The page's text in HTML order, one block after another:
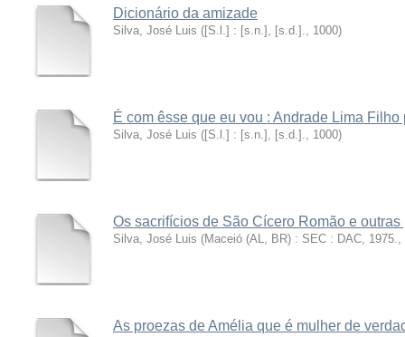
Dicionário da amizade
Silva, José Luis ([S.l.] : [s.n.], [s.d.]., 1000)
É com êsse que eu vou : Andrade Lima
Silva, José Luis ([S.l.] : [s.n.], [s.d.]., 1000)
Os sacrifícios de São Cícero Romão e outras
Silva, José Luis (Maceió (AL, BR) : SEC : DAC, 1975.,
As proezas de Amélia que é mulher de